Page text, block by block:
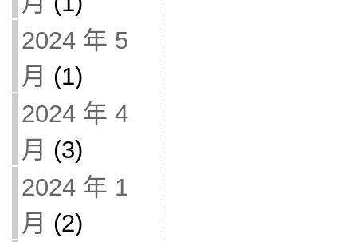
2024 年 5
月 (1)
2024 年 4
月 (3)
2024 年 1
月 (2)